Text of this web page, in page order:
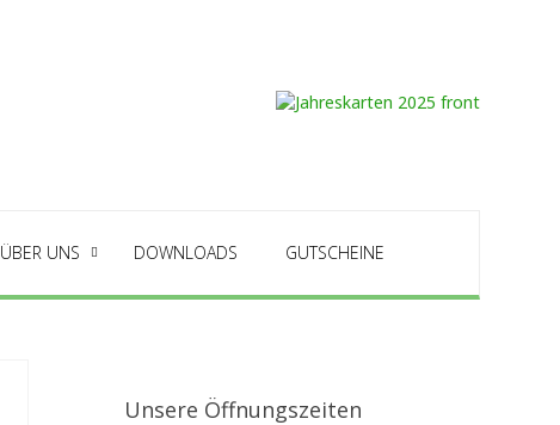
ÜBER UNS DOWNLOADS GUTSCHEINE
Unsere Öffnungszeiten